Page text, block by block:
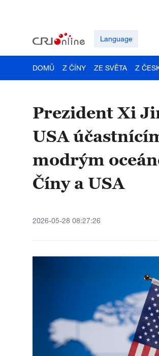
Language
DOMŮ Z ČÍNY ZE SVĚTA Z
Prezident Xi
USA
modrým
Číny a USA
2026-05-28 08:27:26